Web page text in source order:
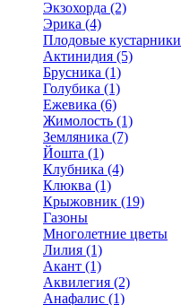
Экзохорда (2)
Эрика (4)
Плодовые кустарники
Актинидия (5)
Брусника (1)
Голубика (1)
Ежевика (6)
Жимолость (1)
Земляника (7)
Йошта (1)
Клубника (4)
Клюква (1)
Крыжовник (19)
Газоны
Многолетние цветы
Лилия (1)
Акант (1)
Аквилегия (2)
Анафалис (1)